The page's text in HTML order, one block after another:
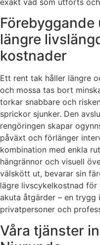
längre
kostnader
Ett rent tak håller längre
och mossa tas bort
torkar snabbare och
sprickor sjunker. Den
rengöringen skapar
påväxt och förlänger
kombination med enkla
hängrännor och visuell
välskött ut, bevarar sin
lägre livscykelkostnad
akuta åtgärder – en trygg
privatpersoner och
Våra tjänster